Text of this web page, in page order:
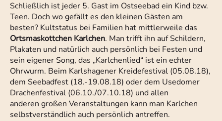
Schließlich ist jeder 5. Gast im Ostseebad ein Kind bzw.
Teen. Doch wo gefällt es den kleinen Gästen am
besten? Kultstatus bei Familien hat mittlerweile das
Ortsmaskottchen Karlchen. Man trifft ihn auf Schildern,
Plakaten und natürlich auch persönlich bei Festen und
sein eigener Song, das „Karlchenlied“ ist ein echter
Ohrwurm. Beim Karlshagener Kreidefestival (05.08.18),
dem Seebadfest (18.-19.08.18) oder dem Usedomer
Drachenfestival (06.10./07.10.18) und allen
anderen großen Veranstaltungen kann man Karlchen
selbstverständlich auch persönlich antreffen.